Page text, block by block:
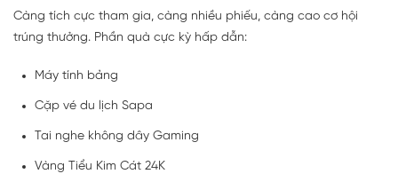
Càng tích cực tham gia, càng nhiều phiếu, càng cao cơ hội
trúng thưởng. Phần quà cực kỳ hấp dẫn:
Máy tính bảng
Cặp vé du lịch Sapa
Tai nghe không dây Gaming
Vàng Tiểu Kim Cát 24K